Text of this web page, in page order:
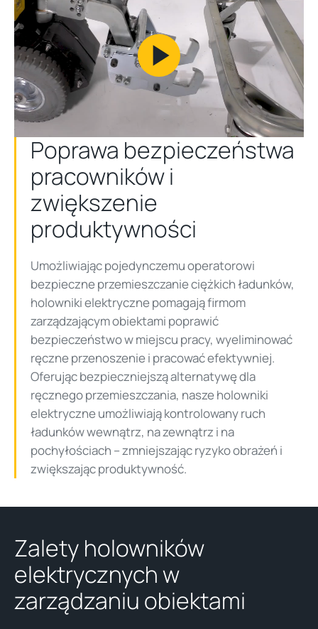
Play
Video
Poprawa bezpieczeństwa
pracowników i
zwiększenie
produktywności
Umożliwiając pojedynczemu operatorowi
bezpieczne przemieszczanie ciężkich ładunków,
holowniki elektryczne pomagają firmom
zarządzającym obiektami poprawić
bezpieczeństwo w miejscu pracy, wyeliminować
ręczne przenoszenie i pracować efektywniej.
Oferując bezpieczniejszą alternatywę dla
ręcznego przemieszczania, nasze holowniki
elektryczne umożliwiają kontrolowany ruch
ładunków wewnątrz, na zewnątrz i na
pochyłościach – zmniejszając ryzyko obrażeń i
zwiększając produktywność.
Zalety holowników
elektrycznych w
zarządzaniu obiektami